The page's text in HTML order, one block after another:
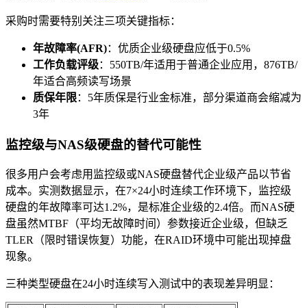
采购时需要特别关注三项关键指标：
年故障率(AFR)：优质企业级硬盘应低于0.5%
工作负载评级：550TB/年适用于普通企业应用，876TB/
年适合高频读写场景
质保年限：5年质保是行业金标准，部分渠道商会缩减为
3年
监控级与NAS级硬盘的替代可能性
很多用户会考虑用监控级或NAS硬盘替代企业级产品以节省
成本。实测数据显示，在7×24小时连续工作环境下，监控级
硬盘的年故障率可达1.2%，是标准企业级的2.4倍。而NAS硬
盘虽然MTBF（平均无故障时间）参数接近企业级，但缺乏
TLER（限时错误恢复）功能，在RAID环境中可能出现掉盘
现象。
三种类型硬盘在24小时连续写入测试中的表现差异明显：